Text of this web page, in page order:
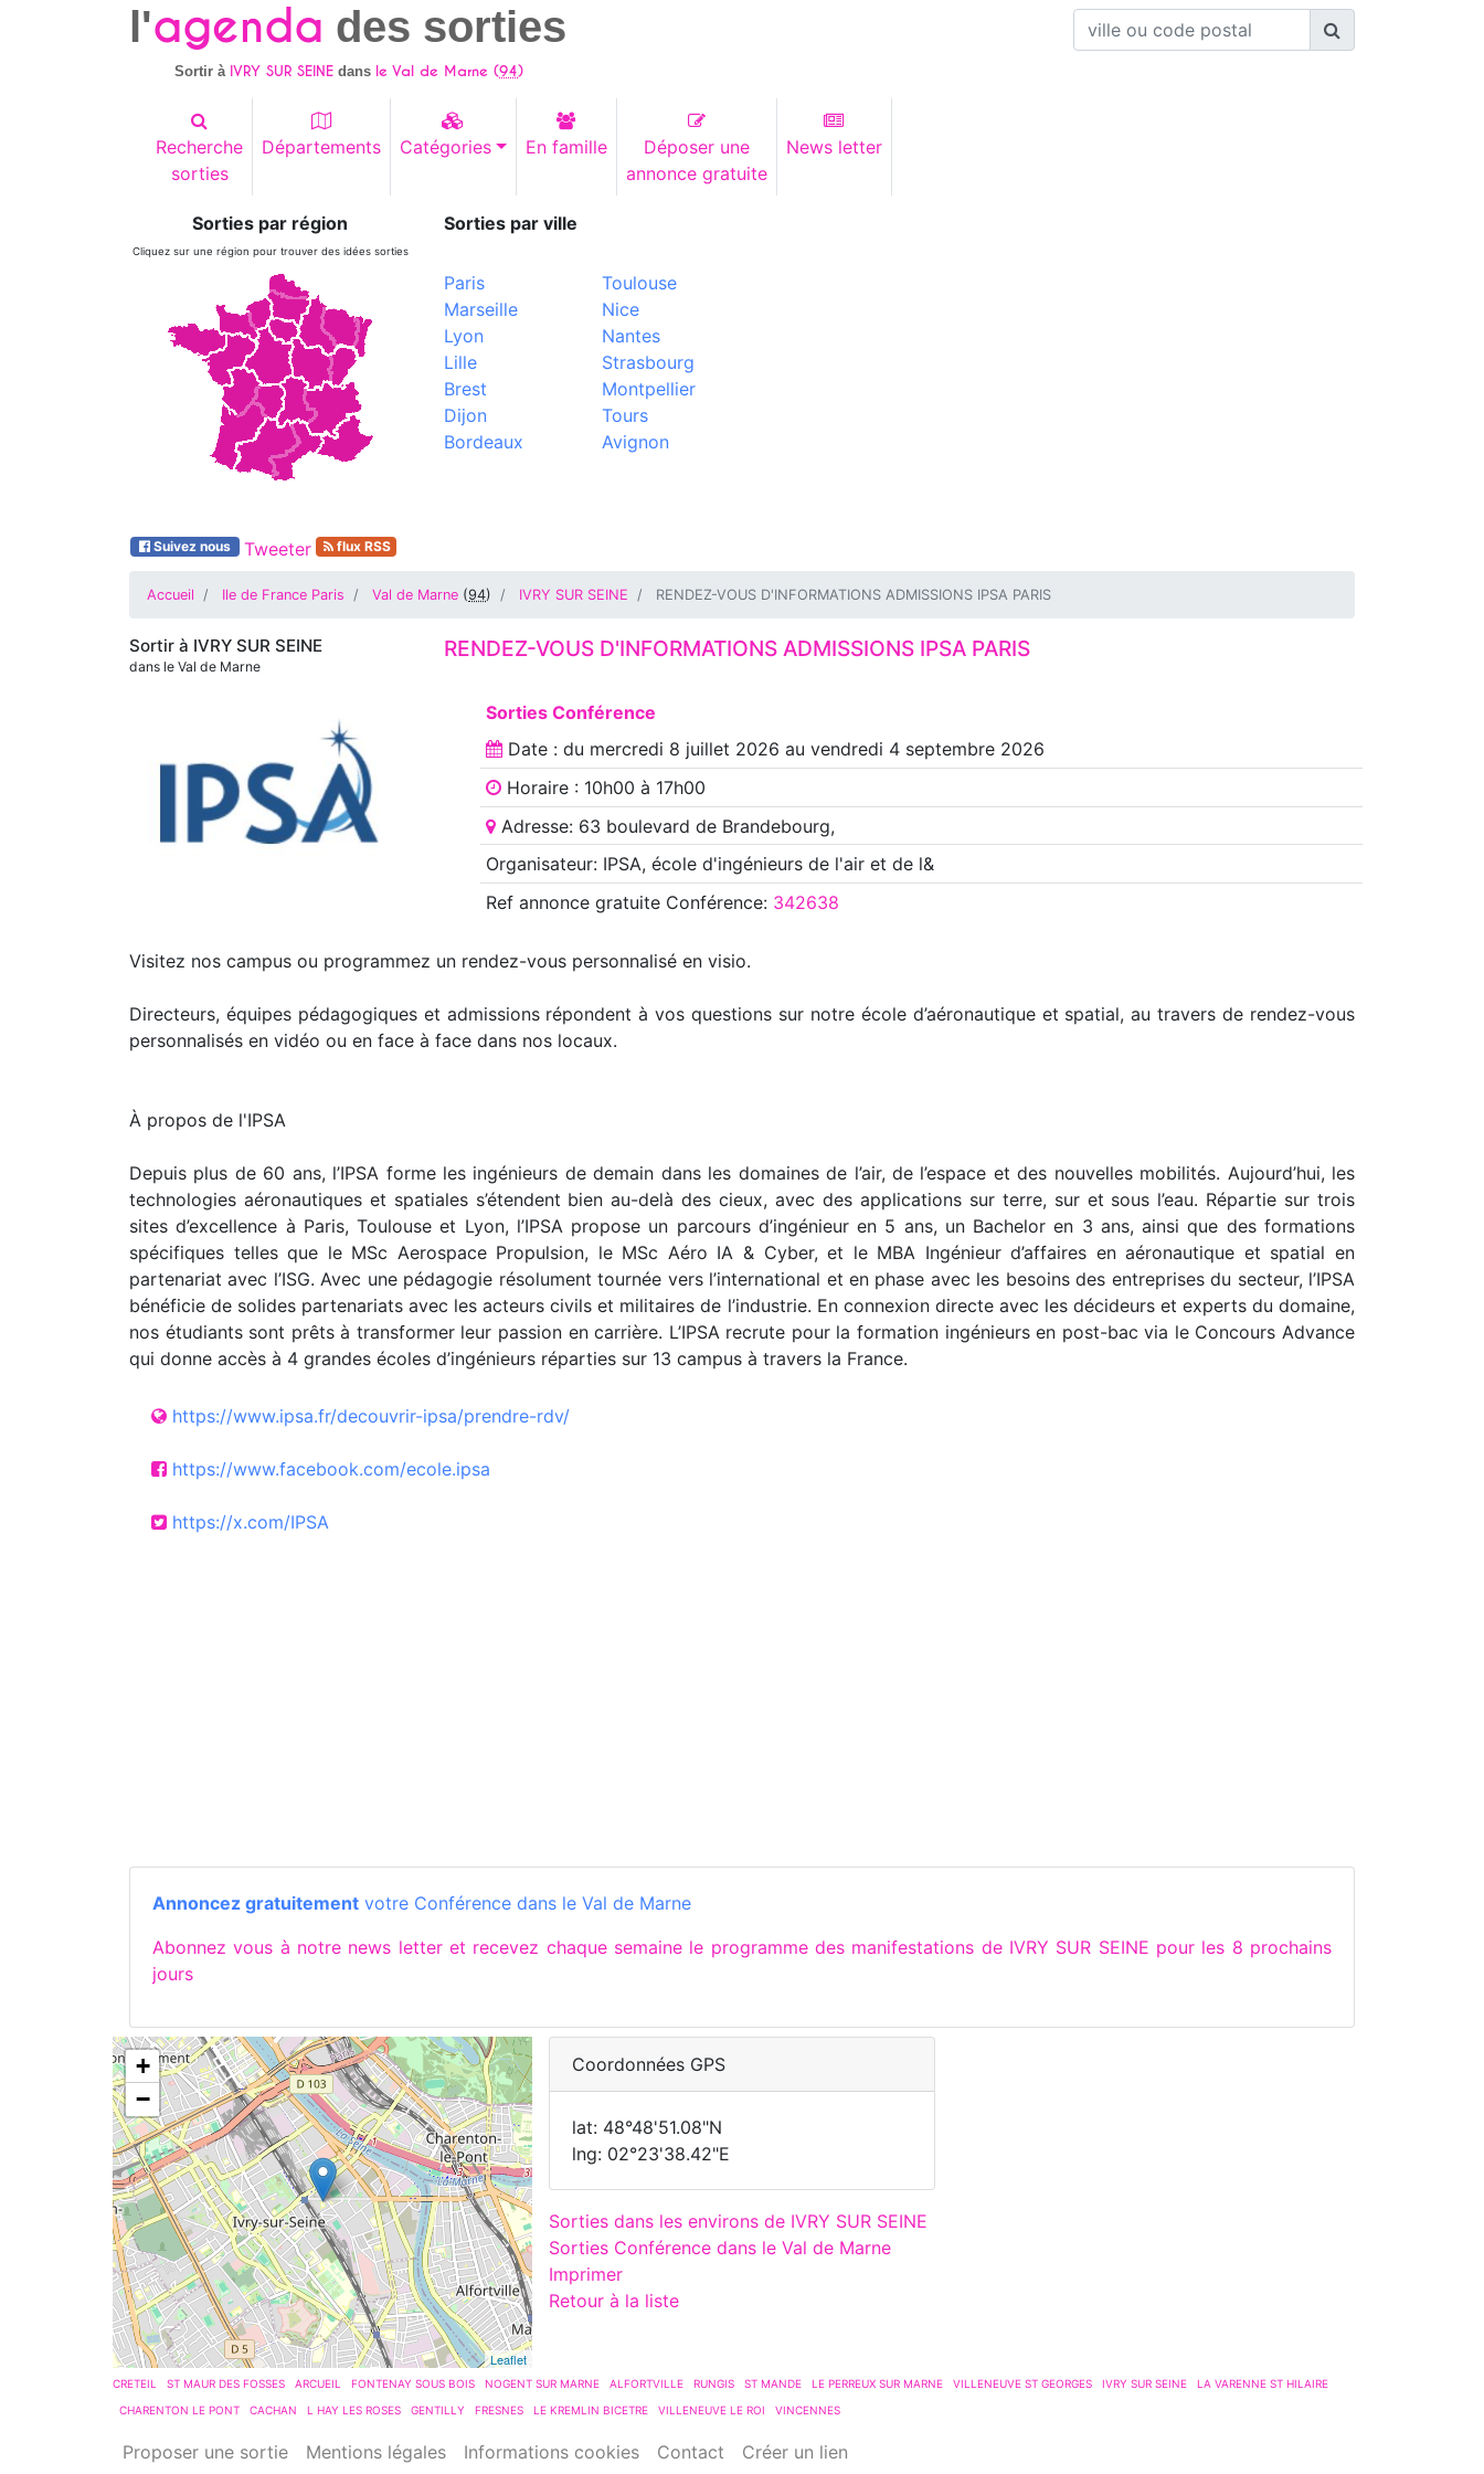
l'agenda des sorties
Sortir à IVRY SUR SEINE dans le Val de Marne (94)
Recherche
sorties
Départements Catégories En famille
Déposer une
annonce gratuite
News letter
Sorties par région
Cliquez sur une région pour trouver des idées sorties
Sorties par ville
Paris
Marseille
Lyon
Lille
Brest
Dijon
Bordeaux
Toulouse
Nice
Nantes
Strasbourg
Montpellier
Tours
Avignon
Suivez nous Tweeter flux RSS
Accueil Ile de France Paris Val de Marne (94) IVRY SUR SEINE RENDEZ-VOUS D'INFORMATIONS ADMISSIONS IPSA PARIS
Sortir à IVRY SUR SEINE
dans le Val de Marne
RENDEZ-VOUS D'INFORMATIONS ADMISSIONS IPSA PARIS
Sorties Conférence
Date : du mercredi 8 juillet 2026 au vendredi 4 septembre 2026
Horaire : 10h00 à 17h00
Adresse: 63 boulevard de Brandebourg,
Organisateur: IPSA, école d'ingénieurs de l'air et de l&
Ref annoncegratuite Conférence: 342638
Visitez nos campus ou programmez un rendez-vous personnalisé en visio.
Directeurs, équipes pédagogiques et admissions répondent à vos questions sur notre école d’aéronautique et spatial, au travers de rendez-vous
personnalisés en vidéo ou en face à face dans nos locaux.
À propos de l'IPSA
Depuis plus de 60 ans, l’IPSA forme les ingénieurs de demain dans les domaines de l’air, de l’espace et des nouvelles mobilités. Aujourd’hui, les
technologies aéronautiques et spatiales s’étendent bien au-delà des cieux, avec des applications sur terre, sur et sous l’eau. Répartie sur trois
sites d’excellence à Paris, Toulouse et Lyon, l’IPSA propose un parcours d’ingénieur en 5 ans, un Bachelor en 3 ans, ainsi que des formations
spécifiques telles que le MSc Aerospace Propulsion, le MSc Aéro IA & Cyber, et le MBA Ingénieur d’affaires en aéronautique et spatial en
partenariat avec l’ISG. Avec une pédagogie résolument tournée vers l’international et en phase avec les besoins des entreprises du secteur, l’IPSA
bénéficie de solides partenariats avec les acteurs civils et militaires de l’industrie. En connexion directe avec les décideurs et experts du domaine,
nos étudiants sont prêts à transformer leur passion en carrière. L’IPSA recrute pour la formation ingénieurs en post-bac via le Concours Advance
qui donne accès à 4 grandes écoles d’ingénieurs réparties sur 13 campus à travers la France.
https://www.ipsa.fr/decouvrir-ipsa/prendre-rdv/
https://www.facebook.com/ecole.ipsa
https://x.com/IPSA
Annoncez gratuitement votre Conférence dans le Val de Marne
Abonnez vous à notre news letter et recevez chaque semaine le programme des manifestations de IVRY SUR SEINE pour les 8 prochains
jours
+
−
Leaflet
Coordonnées GPS
lat: 48°48'51.08"N
lng: 02°23'38.42"E
Sorties dans les environs de IVRY SUR SEINE
Sorties Conférence dans le Val de Marne
Imprimer
Retour à la liste
CRETEIL ST MAUR DES FOSSES ARCUEIL FONTENAY SOUS BOIS NOGENT SUR MARNE ALFORTVILLE RUNGIS ST MANDE LE PERREUX SUR MARNE VILLENEUVE ST GEORGES IVRY SUR SEINE
LA VARENNE ST HILAIRE
CHARENTON LE PONT
CACHAN L HAY LES ROSES GENTILLY FRESNES LE KREMLIN BICETRE VILLENEUVE LE ROI VINCENNES
Proposer une sortie Mentions légales Informations cookies Contact Créer un lien